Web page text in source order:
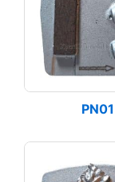
PN01